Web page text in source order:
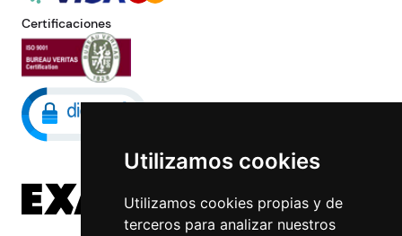
Utilizamos cookies
Utilizamos cookies propias y de
terceros para analizar nuestros
Certificaciones